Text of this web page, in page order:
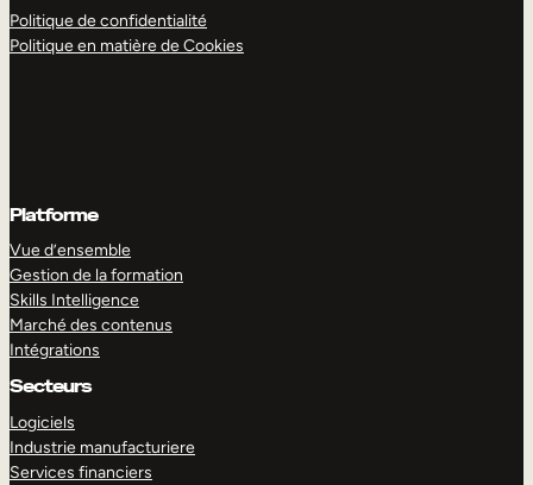
Politique de confidentialité
Politique en matière de Cookies
Platforme
Vue d’ensemble
Gestion de la formation
Skills Intelligence
Marché des contenus
Intégrations
Secteurs
Logiciels
Industrie manufacturiere
Services financiers